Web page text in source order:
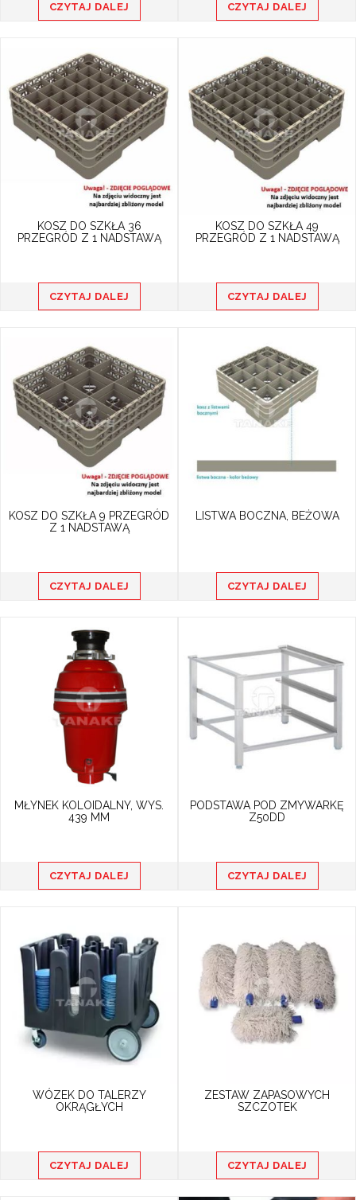
CZYTAJ DALEJ CZYTAJ DALEJ
KOSZ DO SZKŁA 36
PRZEGRÓD Z 1 NADSTAWĄ
CZYTAJ DALEJ
KOSZ DO SZKŁA 49
PRZEGRÓD Z 1 NADSTAWĄ
CZYTAJ DALEJ
KOSZ DO SZKŁA 9 PRZEGRÓD
Z 1 NADSTAWĄ
CZYTAJ DALEJ
LISTWA BOCZNA, BEŻOWA
CZYTAJ DALEJ
MŁYNEK KOLOIDALNY, WYS.
439 MM
CZYTAJ DALEJ
PODSTAWA POD ZMYWARKĘ
Z50DD
CZYTAJ DALEJ
WÓZEK DO TALERZY
OKRĄGŁYCH
CZYTAJ DALEJ
ZESTAW ZAPASOWYCH
SZCZOTEK
CZYTAJ DALEJ